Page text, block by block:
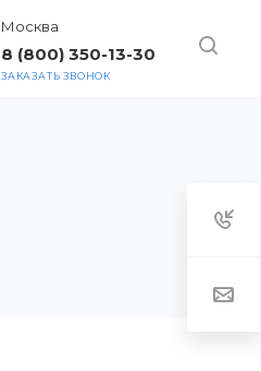
Москва
8 (800) 350-13-30
ЗАКАЗАТЬ ЗВОНОК